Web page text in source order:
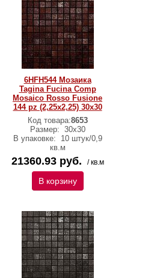
6HFH544 Мозаика
Tagina Fucina Comp
Mosaico Rosso Fusione
144 pz (2,25x2,25) 30x30
Код товара:8653
Размер: 30x30
В упаковке:
10 штук/0,9
кв.м
21360.93 руб. / кв.м
В корзину